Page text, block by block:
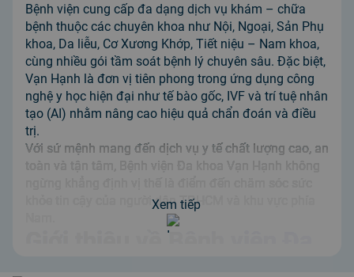
Bệnh viện cung cấp đa dạng dịch vụ khám – chữa
bệnh thuộc các chuyên khoa như Nội, Ngoại, Sản Phụ
khoa, Da liễu, Cơ Xương Khớp, Tiết niệu – Nam khoa,
cùng nhiều gói tầm soát bệnh lý chuyên sâu. Đặc biệt,
Vạn Hạnh là đơn vị tiên phong trong ứng dụng công
nghệ y học hiện đại như tế bào gốc, IVF và trí tuệ nhân
tạo (AI) nhằm nâng cao hiệu quả chẩn đoán và điều
trị.
Với sứ mệnh mang đến dịch vụ y tế chất lượng cao, an
khỏe tin cậy của người dân TP.HCM và khu vực phía
Giới thiệu về Bệnh viện Đa
Xem tiếp